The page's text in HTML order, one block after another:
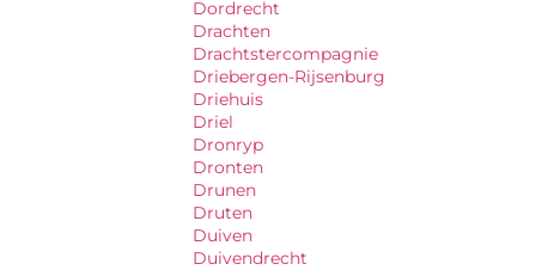
Dordrecht
Drachten
Drachtstercompagnie
Driebergen-Rijsenburg
Driehuis
Driel
Dronryp
Dronten
Drunen
Druten
Duiven
Duivendrecht